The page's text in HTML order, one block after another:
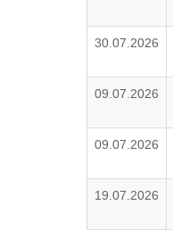
30.07.2026
09.07.2026
09.07.2026
19.07.2026